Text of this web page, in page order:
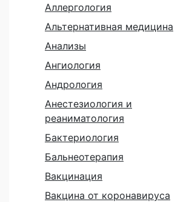
Аллергология
Альтернативная медицина
Анализы
Ангиология
Андрология
Анестезиология и
реаниматология
Бактериология
Бальнеотерапия
Вакцинация
Вакцина от коронавируса